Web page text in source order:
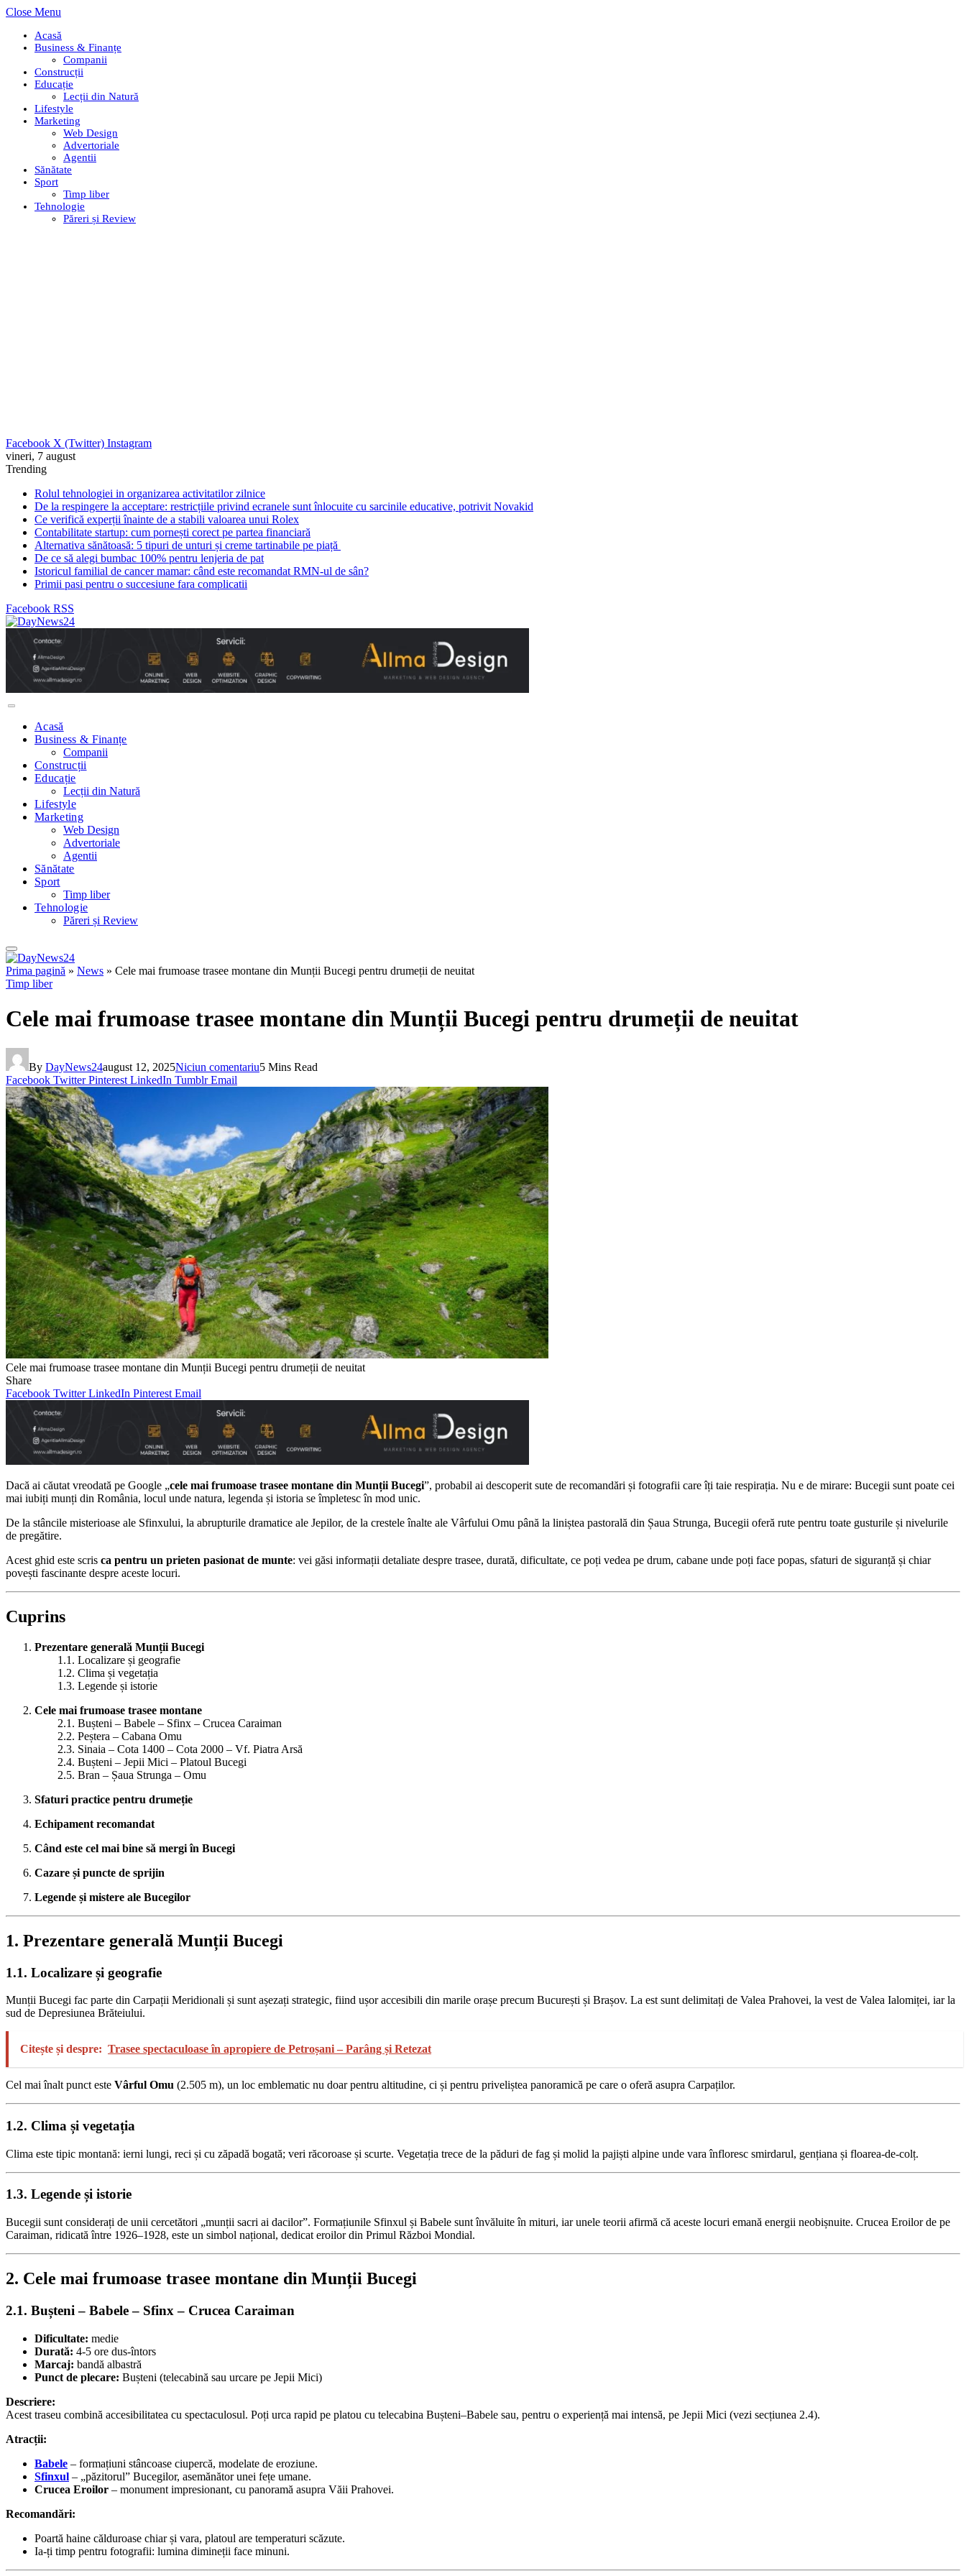
Close Menu
Acasă
Business & Finanțe
Companii
Construcții
Educație
Lecții din Natură
Lifestyle
Marketing
Web Design
Advertoriale
Agentii
Sănătate
Sport
Timp liber
Tehnologie
Păreri și Review
Facebook X (Twitter) Instagram
vineri, 7 august
Trending
Rolul tehnologiei in organizarea activitatilor zilnice
De la respingere la acceptare: restricțiile privind ecranele sunt înlocuite cu sarcinile educative, potrivit Novakid
Ce verifică experții înainte de a stabili valoarea unui Rolex
Contabilitate startup: cum pornești corect pe partea financiară
Alternativa sănătoasă: 5 tipuri de unturi și creme tartinabile pe piață
De ce să alegi bumbac 100% pentru lenjeria de pat
Istoricul familial de cancer mamar: când este recomandat RMN-ul de sân?
Primii pasi pentru o succesiune fara complicatii
Facebook RSS
Acasă
Business & Finanțe
Companii
Construcții
Educație
Lecții din Natură
Lifestyle
Marketing
Web Design
Advertoriale
Agentii
Sănătate
Sport
Timp liber
Tehnologie
Păreri și Review
Prima pagină » News » Cele mai frumoase trasee montane din Munții Bucegi pentru drumeții de neuitat
Timp liber
Cele mai frumoase trasee montane din Munții Bucegi pentru drumeții de neuitat
By DayNews24august 12, 2025Niciun comentariu5 Mins Read
Facebook Twitter Pinterest LinkedIn Tumblr Email
Cele mai frumoase trasee montane din Munții Bucegi pentru drumeții de neuitat
Share
Facebook Twitter LinkedIn Pinterest Email
Dacă ai căutat vreodată pe Google „cele mai frumoase trasee montane din Munții Bucegi”, probabil ai descoperit sute de recomandări și fotografii care îți taie respirația. Nu e de mirare: Bucegii sunt poate cei
mai iubiți munți din România, locul unde natura, legenda și istoria se împletesc în mod unic.
De la stâncile misterioase ale Sfinxului, la abrupturile dramatice ale Jepilor, de la crestele înalte ale Vârfului Omu până la liniștea pastorală din Șaua Strunga, Bucegii oferă rute pentru toate gusturile și nivelurile
de pregătire.
Acest ghid este scris ca pentru un prieten pasionat de munte: vei găsi informații detaliate despre trasee, durată, dificultate, ce poți vedea pe drum, cabane unde poți face popas, sfaturi de siguranță și chiar
povești fascinante despre aceste locuri.
Cuprins
Prezentare generală Munții Bucegi
1.1. Localizare și geografie
1.2. Clima și vegetația
1.3. Legende și istorie
Cele mai frumoase trasee montane
2.1. Bușteni – Babele – Sfinx – Crucea Caraiman
2.2. Peștera – Cabana Omu
2.3. Sinaia – Cota 1400 – Cota 2000 – Vf. Piatra Arsă
2.4. Bușteni – Jepii Mici – Platoul Bucegi
2.5. Bran – Șaua Strunga – Omu
Sfaturi practice pentru drumeție
Echipament recomandat
Când este cel mai bine să mergi în Bucegi
Cazare și puncte de sprijin
Legende și mistere ale Bucegilor
1. Prezentare generală Munții Bucegi
1.1. Localizare și geografie
Munții Bucegi fac parte din Carpații Meridionali și sunt așezați strategic, fiind ușor accesibili din marile orașe precum București și Brașov. La est sunt delimitați de Valea Prahovei, la vest de Valea Ialomiței, iar la
sud de Depresiunea Brăteiului.
Citește și despre: Trasee spectaculoase în apropiere de Petroșani – Parâng și Retezat
Cel mai înalt punct este Vârful Omu (2.505 m), un loc emblematic nu doar pentru altitudine, ci și pentru priveliștea panoramică pe care o oferă asupra Carpaților.
1.2. Clima și vegetația
Clima este tipic montană: ierni lungi, reci și cu zăpadă bogată; veri răcoroase și scurte. Vegetația trece de la păduri de fag și molid la pajiști alpine unde vara înfloresc smirdarul, gențiana și floarea-de-colț.
1.3. Legende și istorie
Bucegii sunt considerați de unii cercetători „munții sacri ai dacilor”. Formațiunile Sfinxul și Babele sunt învăluite în mituri, iar unele teorii afirmă că aceste locuri emană energii neobișnuite. Crucea Eroilor de pe
Caraiman, ridicată între 1926–1928, este un simbol național, dedicat eroilor din Primul Război Mondial.
2. Cele mai frumoase trasee montane din Munții Bucegi
2.1. Bușteni – Babele – Sfinx – Crucea Caraiman
Dificultate: medie
Durată: 4-5 ore dus-întors
Marcaj: bandă albastră
Punct de plecare: Bușteni (telecabină sau urcare pe Jepii Mici)
Descriere:
Acest traseu combină accesibilitatea cu spectaculosul. Poți urca rapid pe platou cu telecabina Bușteni–Babele sau, pentru o experiență mai intensă, pe Jepii Mici (vezi secțiunea 2.4).
Atracții:
Babele – formațiuni stâncoase ciupercă, modelate de eroziune.
Sfinxul – „păzitorul” Bucegilor, asemănător unei fețe umane.
Crucea Eroilor – monument impresionant, cu panoramă asupra Văii Prahovei.
Recomandări:
Poartă haine călduroase chiar și vara, platoul are temperaturi scăzute.
Ia-ți timp pentru fotografii: lumina dimineții face minuni.